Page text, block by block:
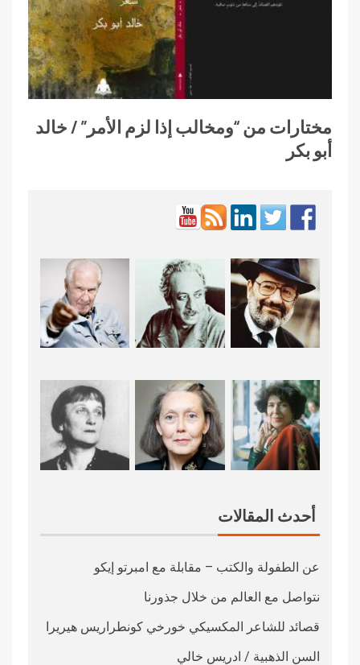
مختارات من “ومخالب إذا لزم الأمر” / خالد
أبو بكر
أحدث المقالات
عن الطفولة والكتب – مقابلة مع امبرتو إيكو
نتواصل مع العالم من خلال جذورنا
قصائد للشاعر المكسيكي خورخي كونطراريس هيريرا
السن الذهبية / ادريس خالي